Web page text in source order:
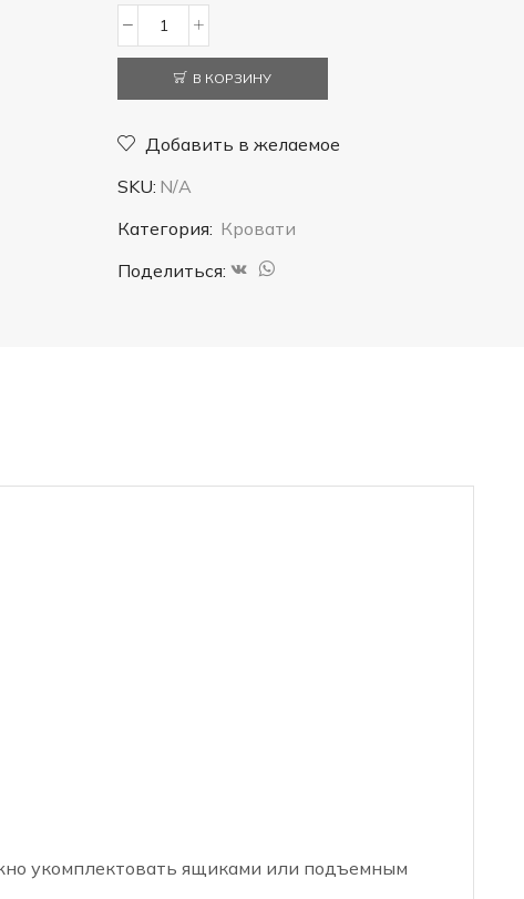
товара
Кровать
ВЕРДЕ
В КОРЗИНУ
Добавить в желаемое
SKU: N/A
Категория: Кровати
Поделиться:
укомплектовать ящиками или подъемным